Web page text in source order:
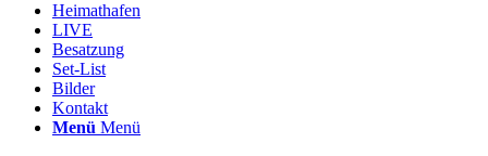
Heimathafen
LIVE
Besatzung
Set-List
Bilder
Kontakt
Menü Menü